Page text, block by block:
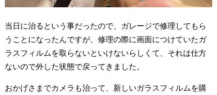
当日に治るという事だったので、ガレージで修理してもら
うことになったんですが、修理の際に画面につけていたガ
ラスフィルムを取らないといけないらしくて、それは仕方
ないので外した状態で戻ってきました。
おかげさまでカメラも治って、新しいガラスフィルムを購